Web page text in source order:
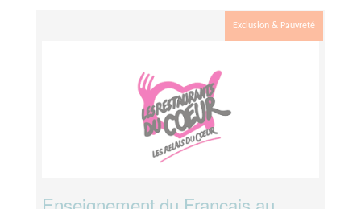
Exclusion & Pauvreté